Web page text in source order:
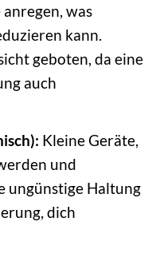
was
kann.
geboten, da eine
auch
Kleine Geräte,
und
ungünstige Haltung
dich